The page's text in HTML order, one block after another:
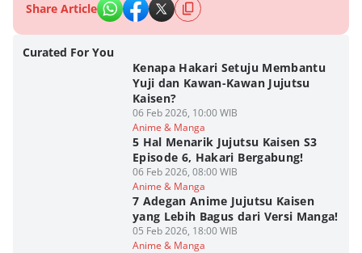
Share Article
Curated For You
Kenapa Hakari Setuju Membantu
Yuji dan Kawan-Kawan Jujutsu
Kaisen?
06 Feb 2026, 10:00 WIB
Anime & Manga
5 Hal Menarik Jujutsu Kaisen S3
Episode 6, Hakari Bergabung!
06 Feb 2026, 08:00 WIB
Anime & Manga
7 Adegan Anime Jujutsu Kaisen
yang Lebih Bagus dari Versi Manga!
05 Feb 2026, 18:00 WIB
Anime & Manga